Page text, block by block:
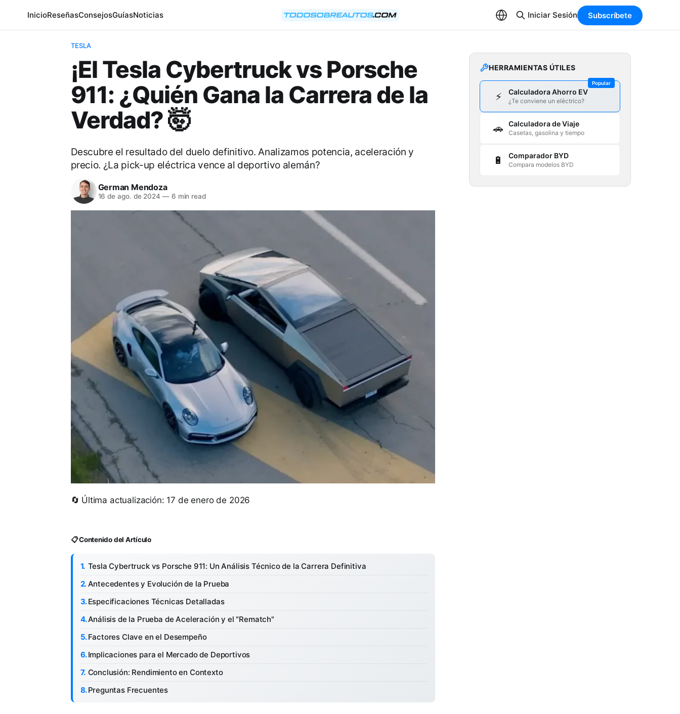
InicioReseñasConsejosGuíasNoticias Iniciar Sesión Subscríbete
TESLA
¡El Tesla Cybertruck vs Porsche
911: ¿Quién Gana la Carrera de la
Verdad? 🤯
Descubre el resultado del duelo definitivo. Analizamos potencia, aceleración y
precio. ¿La pick-up eléctrica vence al deportivo alemán?
German Mendoza
16 de ago. de 2024 —6 min read
🔄 Última actualización: 17 de enero de 2026
📋 Contenido del Artículo
Tesla Cybertruck vs Porsche 911: Un Análisis Técnico de la Carrera Definitiva
Antecedentes y Evolución de la Prueba
Especificaciones Técnicas Detalladas
Análisis de la Prueba de Aceleración y el "Rematch"
Factores Clave en el Desempeño
Implicaciones para el Mercado de Deportivos
Conclusión: Rendimiento en Contexto
Preguntas Frecuentes
HERRAMIENTAS ÚTILES
Popular
⚡ Calculadora Ahorro EV
¿Te conviene un eléctrico?
🚗 Calculadora de Viaje
Casetas, gasolina y tiempo
🔋 Comparador BYD
Compara modelos BYD